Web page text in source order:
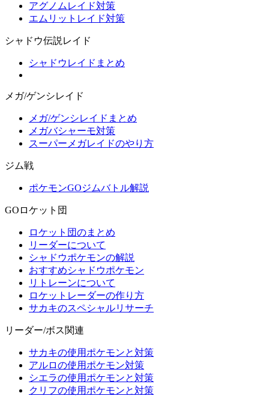
アグノムレイド対策
エムリットレイド対策
シャドウ伝説レイド
シャドウレイドまとめ
メガ/ゲンシレイド
メガ/ゲンシレイドまとめ
メガバシャーモ対策
スーパーメガレイドのやり方
ジム戦
ポケモンGOジムバトル解説
GOロケット団
ロケット団のまとめ
リーダーについて
シャドウポケモンの解説
おすすめシャドウポケモン
リトレーンについて
ロケットレーダーの作り方
サカキのスペシャルリサーチ
リーダー/ボス関連
サカキの使用ポケモンと対策
アルロの使用ポケモン対策
シエラの使用ポケモンと対策
クリフの使用ポケモンと対策